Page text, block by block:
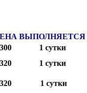
ВЫПОЛНЯЕТСЯ
300
1 сутки
320
1 сутки
320
1 сутки